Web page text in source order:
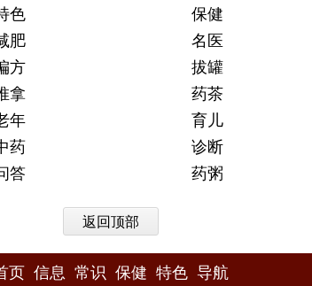
色 保健
肥 名医
方 拔罐
拿 药茶
年 育儿
药 诊断
答 药粥
返回顶部
页 信息 常识 保健 特色 导航